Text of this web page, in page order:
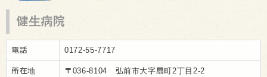
健生病院
電話 0172-55-7717
所在地 〒036-8104 弘前市大字扇町2丁目2-2